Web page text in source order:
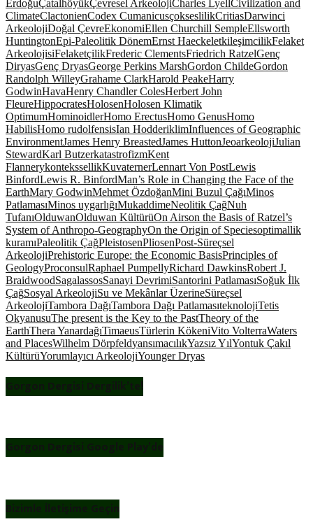
ErdoğuÇatalhöyükÇevresel ArkeolojiCharles LyellCivilization and
ClimateClactonienCodex CumanicusçokseslilikCritiasDarwinci
ArkeolojiDoğal ÇevreEkonomiEllen Churchill SempleEllsworth
HuntingtonEpi-Paleolitik DönemErnst HaeckeletkileşimcilikFelaket
ArkeolojisiFelaketçilikFrederic ClementsFriedrich RatzelGenç
DiryasGenç DryasGeorge Perkins MarshGordon ChildeGordon
Randolph WilleyGrahame ClarkHarold PeakeHarry
GodwinHavaHenry Chandler ColesHerbert John
FleureHippocratesHolosenHolosen Klimatik
OptimumHominoidlerHomo ErectusHomo GenusHomo
HabilisHomo rudolfensisIan HodderiklimInfluences of Geographic
EnvironmentJames Henry BreastedJames HuttonJeoarkeolojiJulian
StewardKarl ButzerkatastrofizmKent
FlannerykontekssellikKuvaternerLennart Von PostLewis
BinfordLewis R. BinfordMan’s Role in Changing the Face of the
EarthMary GodwinMehmet ÖzdoğanMini Buzul ÇağıMinos
PatlamasıMinos uygarlığıMukaddimeNeolitik ÇağNuh
TufanıOlduwanOlduwan KültürüOn Airson the Basis of Ratzel’s
System of Anthropo-GeographyOn the Origin of Speciesoptimallik
kuramıPaleolitik ÇağPleistosenPliosenPost-Süreçsel
ArkeolojiPrehistoric Europe: the Economic BasisPrinciples of
GeologyProconsulRaphael PumpellyRichard DawkinsRobert J.
BraidwoodSagalassosSanayi DevrimiSantorini PatlamasıSoğuk İlk
ÇağSosyal ArkeolojiSu ve Mekânlar ÜzerineSüreçsel
ArkeolojiTambora DağıTambora Dağı PatlamasıteknolojiTetis
OkyanusuThe present is the Key to the PastTheory of the
EarthThera YanardağıTimaeusTürlerin KökeniVito VolterraWaters
and PlacesWilhelm DörpfeldyansımacılıkYazsız YılYontuk Çakıl
KültürüYorumlayıcı ArkeolojiYounger Dryas
Gorgon Dergisi Dergilik’te!
Gorgon Dergisi Google Play’de
Bizimle İletişime Geçin